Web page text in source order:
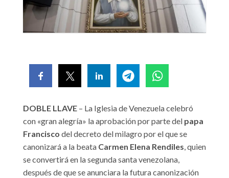
DOBLE LLAVE – La Iglesia de Venezuela celebró
con «gran alegría» la aprobación por parte del papa
Francisco del decreto del milagro por el que se
canonizará a la beata Carmen Elena Rendiles, quien
se convertirá en la segunda santa venezolana,
después de que se anunciara la futura canonización